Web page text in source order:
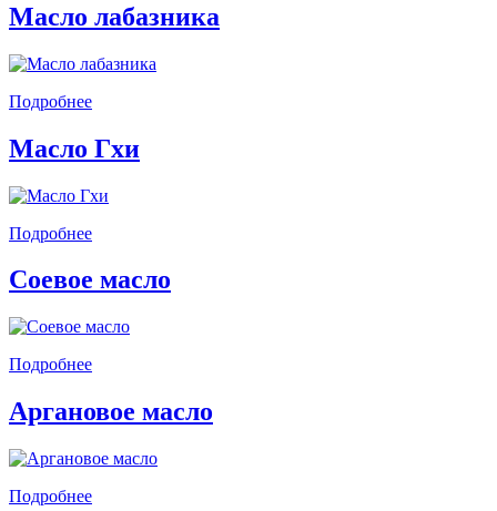
Масло лабазника
Подробнее
Масло Гхи
Подробнее
Соевое масло
Подробнее
Аргановое масло
Подробнее